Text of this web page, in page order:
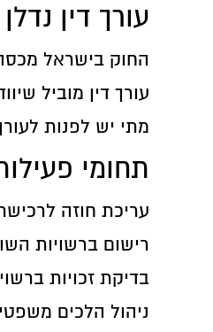
עורך דין
החוק בישראל
עורך דין מוביל
מתי יש לפנות
תחומי
עריכת חוזה
רישום ברשויות
בדיקת זכויות
ניהול הלכים